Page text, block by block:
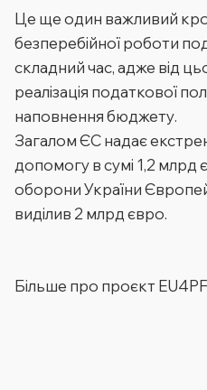
Це ще один важливий
безперебійної роботи
складний час, адже від
реалізація податкової
наповнення бюджету.
Загалом ЄС надає
допомогу в сумі 1,2 млрд
оборони України
виділив 2 млрд євро.
Більше про проєкт